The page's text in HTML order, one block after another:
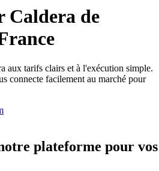
Caldera de
aux tarifs clairs et à l'exécution simple.
connecte facilement au marché pour
plateforme pour vos